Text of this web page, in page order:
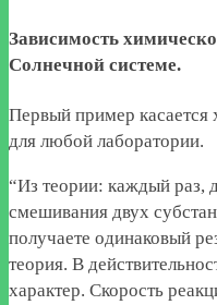
Зависимость
Солнечной системе.
Первый пример
для любой лаборатории.
“Из теории: каждый раз,
смешивания двух
получаете одинаковый
теория. В
характер. Скорость